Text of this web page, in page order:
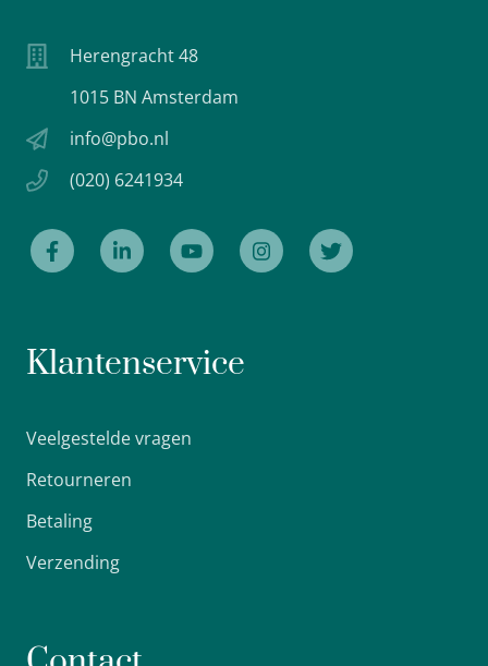
Herengracht 48
1015 BN Amsterdam
info@pbo.nl
(020) 6241934
Klantenservice
Veelgestelde vragen
Retourneren
Betaling
Verzending